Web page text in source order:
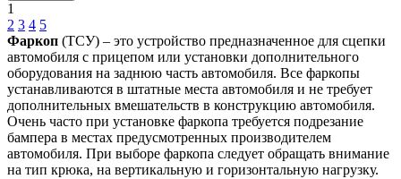
1
2 3 4 5
Фаркоп (ТСУ) – это устройство предназначенное для сцепки
автомобиля с прицепом или установки дополнительного
оборудования на заднюю часть автомобиля. Все фаркопы
устанавливаются в штатные места автомобиля и не требует
дополнительных вмешательств в конструкцию автомобиля.
Очень часто при установке фаркопа требуется подрезание
бампера в местах предусмотренных производителем
автомобиля. При выборе фаркопа следует обращать внимание
на тип крюка, на вертикальную и горизонтальную нагрузку.